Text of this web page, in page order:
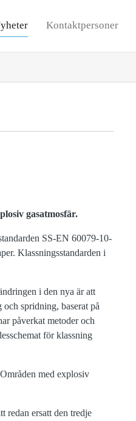
Kontaktpersoner
gasatmosfär.
SS-EN 60079-10-
Klassningsstandarden i
i den nya är att
spridning, baserat på
påverkat metoder och
för klassning
med explosiv
redan ersatt den tredje